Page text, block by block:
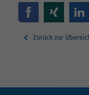
Zurück zur